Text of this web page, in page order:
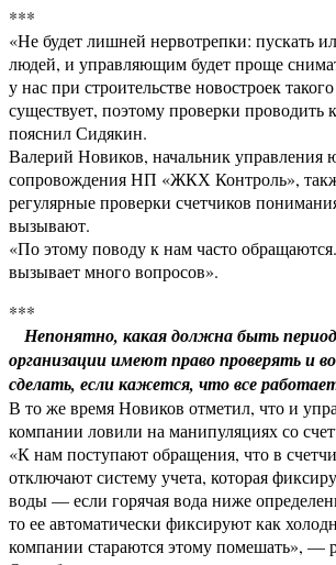
***
«Не будет лишней нервотрепки: пускать
людей, и управляющим будет проще
у нас при строительстве новостроек
существует, поэтому проверки
пояснил Сидякин.
Валерий Новиков, начальник управления
сопровождения НП «ЖКХ Контроль»,
регулярные проверки счетчиков
вызывают.
«По этому поводу к нам часто
вызывает много вопросов».
***
Непонятно, какая должна быть
организации имеют право проверять и
сделать, если кажется, что все
В то же время Новиков отметил, что и
компании ловили на манипуляциях со
«К нам поступают обращения, что в
отключают систему учета, которая
воды — если горячая вода ниже
то ее автоматически фиксируют как
компании стараются этому помешать», —